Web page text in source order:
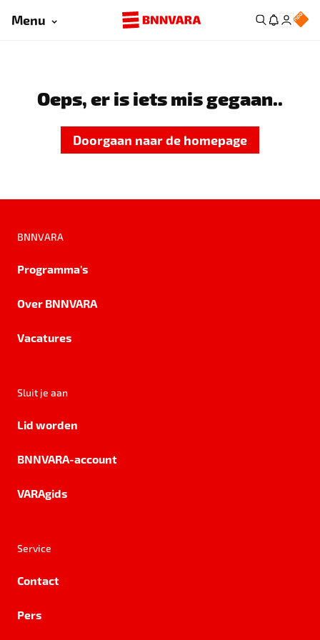
Menu
Oeps, er is iets mis gegaan..
Doorgaan naar de homepage
BNNVARA
Programma's
Over BNNVARA
Vacatures
Sluit je aan
Lid worden
BNNVARA-account
VARAgids
Service
Contact
Pers